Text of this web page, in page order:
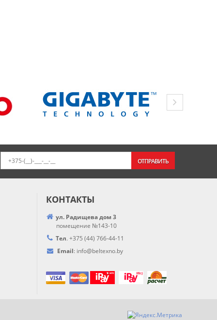
ОТПРАВИТЬ
КОНТАКТЫ
ул. Радищева дом 3
помещение №143-10
Тел. +375 (44) 766-44-11
Email: info@beltexno.by